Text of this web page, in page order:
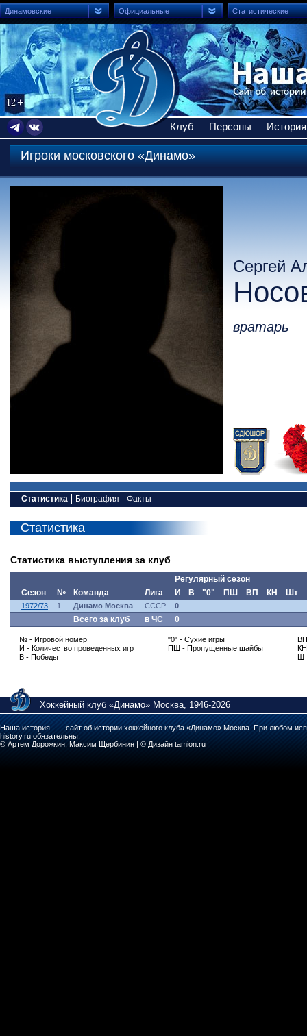
Динамовские Официальные Статистические
Клуб Персоны История
Игроки московского «Динамо»
Сергей
вратарь
Статистика
Статистика
Статистика выступления за клуб
Регулярный сезон
Сезон
№ Команда Лига И В "0" ПШ ВП КН Шт
1972/73 1 Динамо Москва СССР 0
Всего за клуб в ЧС 0
№ - Игровой номер
И - Количество проведенных игр
В - Победы
"0" - Сухие игры
ПШ - Пропущенные шайбы
Биография Факты
Хоккейный клуб «Динамо» Москва, 1946-2026
Наша история… – сайт об истории хоккейного клуба «Динамо» Москва. При любом
history.ru обязательны.
© Артем Дорожкин, Максим Щербинин | © Дизайн tamion.ru